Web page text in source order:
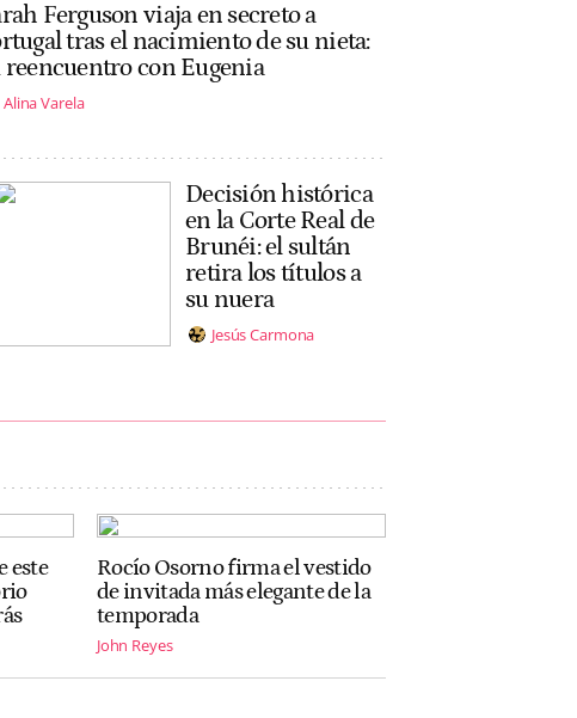
Ferguson viaja en secreto a
tras el nacimiento de su nieta:
reencuentro con Eugenia
Alina Varela
Decisión histórica
en la Corte Real de
Brunéi: el sultán
retira los títulos a
su nuera
Jesús Carmona
este
Rocío Osorno firma el vestido
de invitada más elegante de la
temporada
John Reyes